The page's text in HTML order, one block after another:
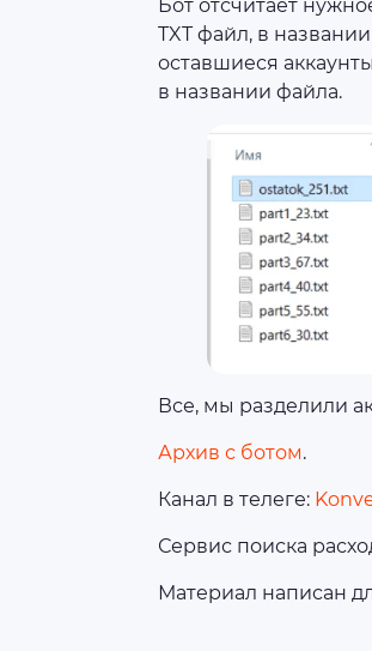
Бот отсчитает
TXT файл, в
оставшиеся
в названии файла.
Все, мы разделили
Архив с ботом.
Канал в телеге:
Сервис поиска
Материал написан